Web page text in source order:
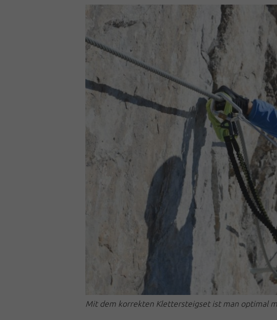
Mit dem korrekten Klettersteigset ist man optimal